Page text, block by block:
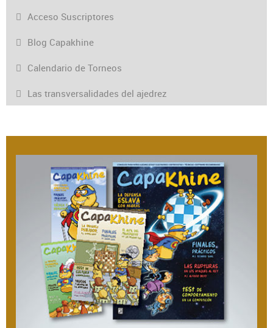
Acceso Suscriptores
Blog Capakhine
Calendario de Torneos
Las transversalidades del ajedrez